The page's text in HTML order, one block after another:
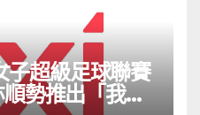
子超級足球聯賽
勢推出「我的